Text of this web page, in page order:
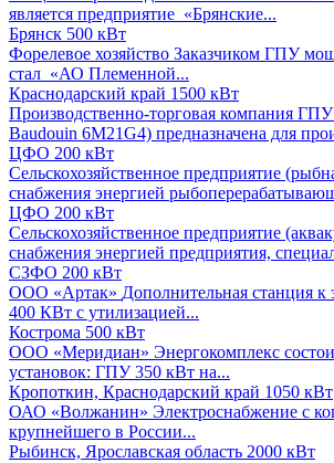
является предприятие «Брянские...
Брянск 500 кВт
Форелевое хозяйство Заказчиком ГПУ
стал «АО Племенной...
Краснодарский край 1500 кВт
Производственно-торговая компания ГПУ
Baudouin 6M21G4) предназначена для
ЦФО 200 кВт
Сельскохозяйственное предприятие
снабжения энергией
ЦФО 200 кВт
Сельскохозяйственное предприятие
снабжения энергией предприятия,
СЗФО 200 кВт
ООО «Артак» Дополнительная станция к
400 КВт с утилизацией...
Кострома 500 кВт
ООО «Меридиан» Энергокомплекс
установок: ГПУ 350 кВт на...
Кропоткин, Краснодарский край 1050 кВт
ОАО «Волжанин» Электроснабжение с
крупнейшего в России...
Рыбинск, Ярославская область 2000 кВт